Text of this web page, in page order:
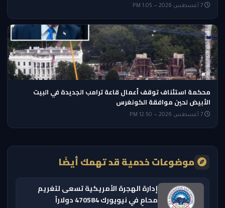
محكمة استئناف توقف أعمال قاعة ترامب الجديدة في البيت
الأبيض لحين موافقة الكونغرس
موضوعات خدمية قد تهمك أيضًا
إدارة الهجرة الأمريكية تسعى لتغريم
محامٍ في نيويورك 470584 دولاراً